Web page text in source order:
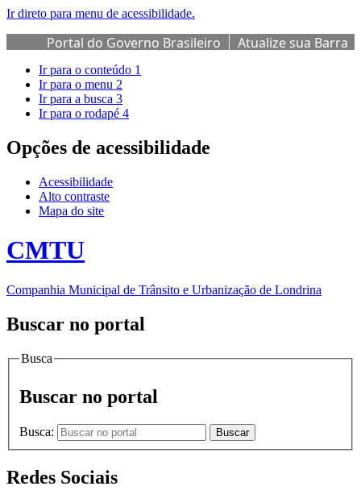
Ir direto para menu de acessibilidade.
Portal do Governo Brasileiro
Atualize sua Barra
de Governo
Ir para o conteúdo 1
Ir para o menu 2
Ir para a busca 3
Ir para o rodapé 4
Opções de acessibilidade
Acessibilidade
Alto contraste
Mapa do site
CMTU
Companhia Municipal de Trânsito e Urbanização de Londrina
Buscar no portal
Busca
Buscar no portal
Busca: Buscar
Redes Sociais